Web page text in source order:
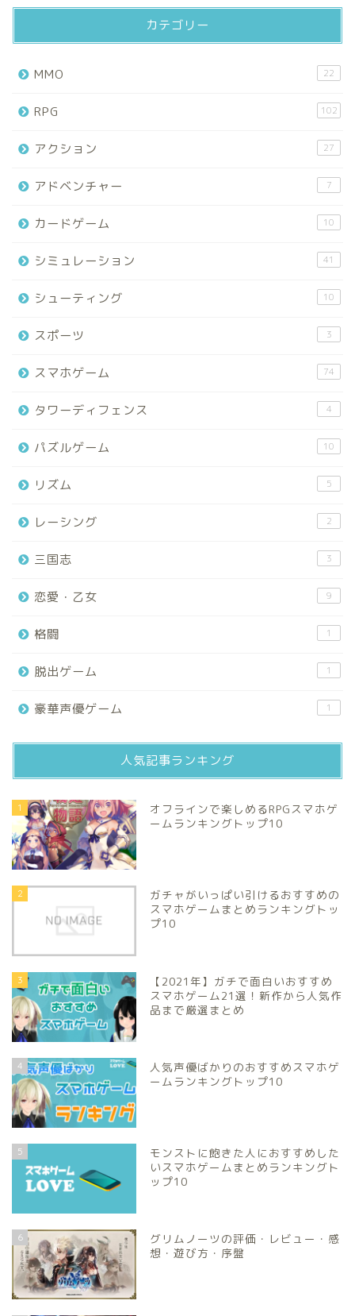
カテゴリー
MMO 22
RPG 102
アクション 27
アドベンチャー 7
カードゲーム 10
シミュレーション 41
シューティング 10
スポーツ 3
スマホゲーム 74
タワーディフェンス 4
パズルゲーム 10
リズム 5
レーシング 2
三国志 3
恋愛・乙女 9
格闘 1
脱出ゲーム 1
豪華声優ゲーム 1
人気記事ランキング
1
オフラインで楽しめるRPGスマホゲ
ームランキングトップ10
2
ガチャがいっぱい引けるおすすめの
スマホゲームまとめランキングトッ
プ10
3
【2021年】ガチで面白いおすすめ
スマホゲーム21選！新作から人気作
品まで厳選まとめ
4
人気声優ばかりのおすすめスマホゲ
ームランキングトップ10
5
モンストに飽きた人におすすめした
いスマホゲームまとめランキングト
ップ10
6
グリムノーツの評価・レビュー・感
想・遊び方・序盤